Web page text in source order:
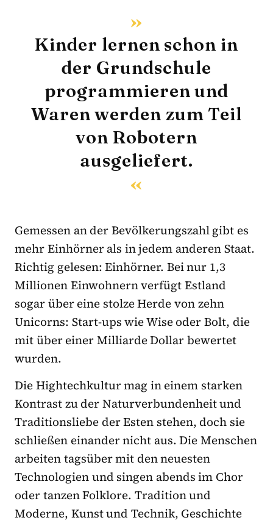
Kinder lernen schon in
der Grundschule
programmieren und
Waren werden zum Teil
von Robotern
ausgeliefert.
Gemessen an der Bevölkerungszahl gibt es
mehr Einhörner als in jedem anderen Staat.
Richtig gelesen: Einhörner. Bei nur 1,3
Millionen Einwohnern verfügt Estland
sogar über eine stolze Herde von zehn
Unicorns: Start-ups wie Wise oder Bolt, die
mit über einer Milliarde Dollar bewertet
wurden.
Die Hightechkultur mag in einem starken
Kontrast zu der Naturverbundenheit und
Traditionsliebe der Esten stehen, doch sie
schließen einander nicht aus. Die Menschen
arbeiten tagsüber mit den neuesten
Technologien und singen abends im Chor
oder tanzen Folklore. Tradition und
Moderne, Kunst und Technik, Geschichte